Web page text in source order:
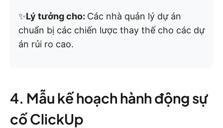
✨Lý tưởng cho: Các nhà quản lý dự án
chuẩn bị các chiến lược thay thế cho các dự
án rủi ro cao.
4. Mẫu kế hoạch hành động sự
cố ClickUp